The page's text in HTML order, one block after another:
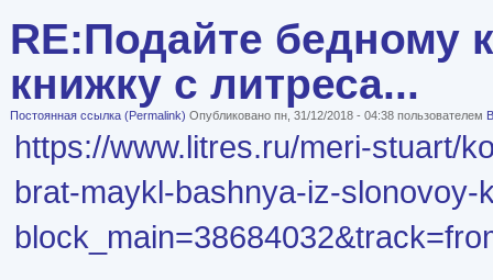
RE:Подайте бедному
книжку с литреса...
Постоянная ссылка (Permalink) Опубликовано пн, 31/12/2018 - 04:38 пользователем
https://www.litres.ru/meri-stuart/
brat-maykl-bashnya-iz-slonovoy-